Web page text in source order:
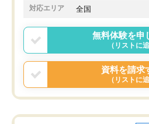
でした。
言う事で講師変更の申し出があり
まりに短期での変更だった為、塾
う事にして退会しました。遅れも
戻せ、授業内容や講師の方は良か
と思います。
対応エリア 全国
無料体験を申
（リストに
資料を請求
（リストに